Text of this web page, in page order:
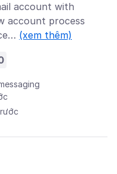
account with
account process
(xem thêm)